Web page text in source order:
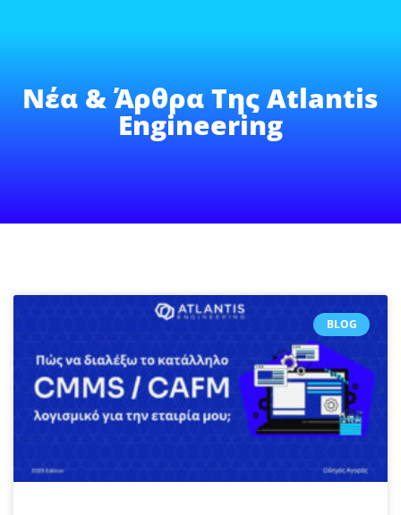
Νέα & Άρθρα Της Atlantis
Engineering
BLOG